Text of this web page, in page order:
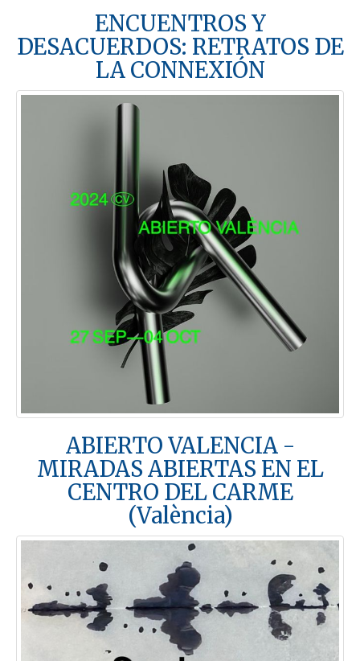
ENCUENTROS Y
DESACUERDOS: RETRATOS DE
LA CONNEXIÓN
ABIERTO VALENCIA -
MIRADAS ABIERTAS EN EL
CENTRO DEL CARME
(València)